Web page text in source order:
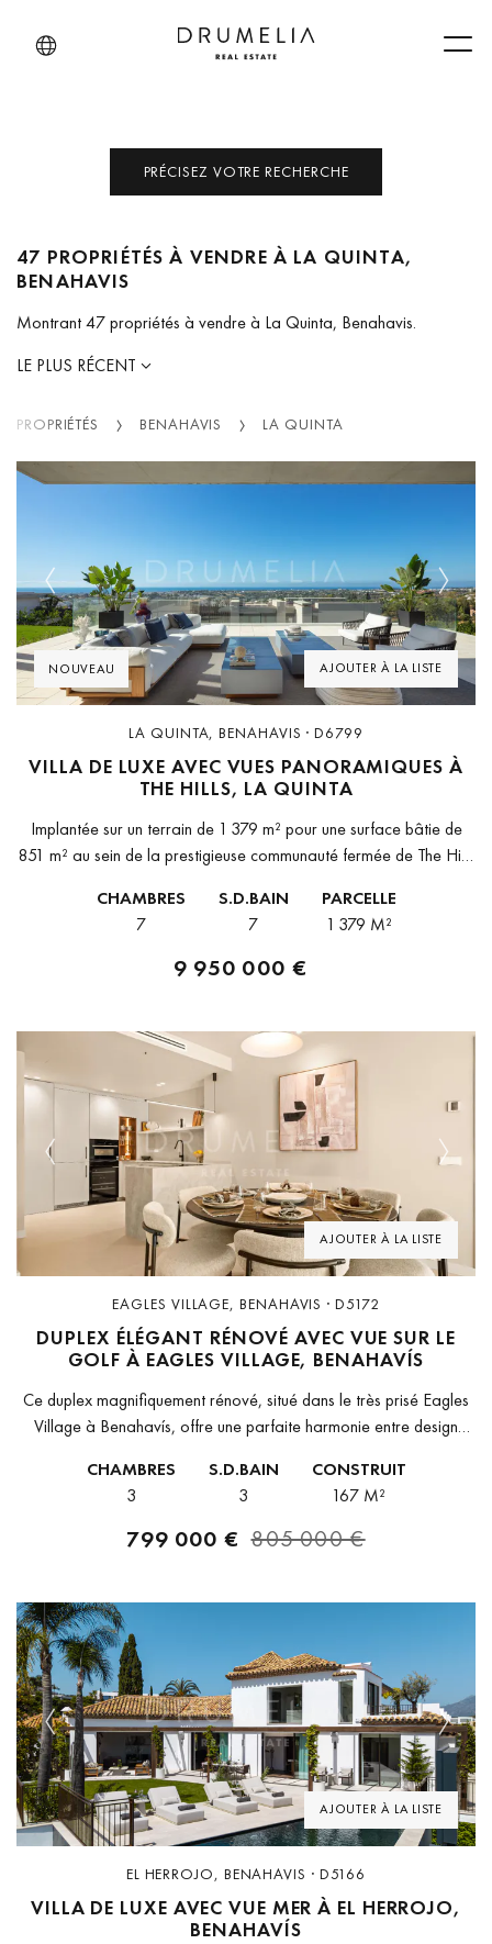
PRÉCISEZ VOTRE RECHERCHE
47 PROPRIÉTÉS À VENDRE À LA QUINTA,
BENAHAVIS
Montrant 47 propriétés à vendre à La Quinta, Benahavis.
LE PLUS RÉCENT
PROPRIÉTÉS BENAHAVIS LA QUINTA
AJOUTER À LA LISTE
Previous Next
NOUVEAU
LA QUINTA, BENAHAVIS · D6799
VILLA DE LUXE AVEC VUES PANORAMIQUES À
THE HILLS, LA QUINTA
Implantée sur un terrain de 1 379 m² pour une surface bâtie de
851 m² au sein de la prestigieuse communauté fermée de The Hills
CHAMBRES
7
S.D.BAIN
7
PARCELLE
1 379 M²
9 950 000 €
AJOUTER À LA LISTE
Previous Next
EAGLES VILLAGE, BENAHAVIS · D5172
DUPLEX ÉLÉGANT RÉNOVÉ AVEC VUE SUR LE
GOLF À EAGLES VILLAGE, BENAHAVÍS
Ce duplex magnifiquement rénové, situé dans le très prisé Eagles
Village à Benahavís, offre une parfaite harmonie entre design
rénové en 2025, ce bien...
CHAMBRES
3
S.D.BAIN
3
CONSTRUIT
167 M²
799 000 € 805 000 €
AJOUTER À LA LISTE
Previous Next
EL HERROJO, BENAHAVIS · D5166
VILLA DE LUXE AVEC VUE MER À EL HERROJO,
BENAHAVÍS